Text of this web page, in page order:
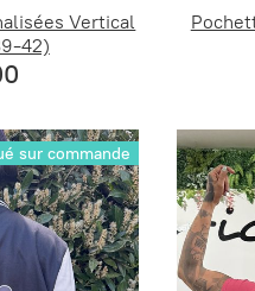
Vertical
42)
sur commande